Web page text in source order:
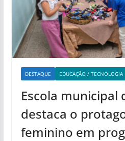
DESTAQUE EDUCAÇÃO / TECNOLOGIA
Escola municipal
destaca o
feminino em